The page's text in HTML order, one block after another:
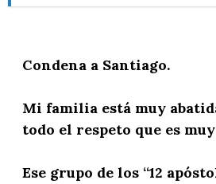
Condena a Santiago.
Mi familia está muy
todo el respeto que es
Ese grupo de los “12